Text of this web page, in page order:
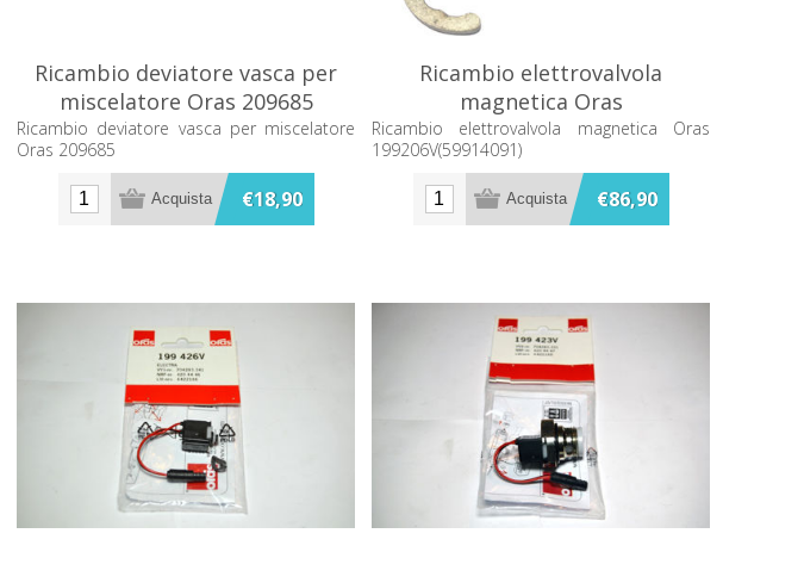
Ricambio deviatore vasca per
miscelatore Oras 209685
Ricambio deviatore vasca per miscelatore
Oras 209685
€18,90
Ricambio elettrovalvola
magnetica Oras
199206V(59914091)
Ricambio elettrovalvola magnetica Oras
199206V(59914091)
€86,90